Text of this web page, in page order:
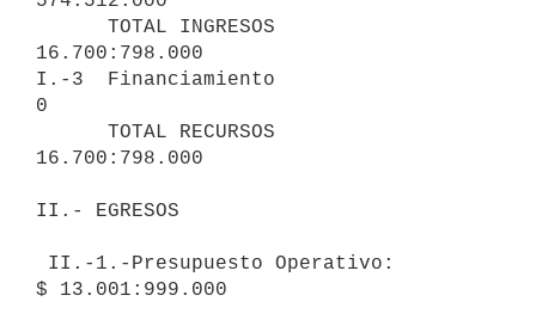
16.700:798.000
I.-3  Financiamiento
0
16.700:798.000
II.- EGRESOS
$ 13.001:999.000